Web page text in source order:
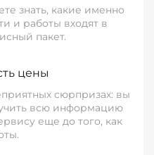
знать, какие именно
и работы входят в
пакет.
цены
сюрпризах: вы
всю информацию
еще до того, как